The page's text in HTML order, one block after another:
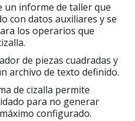
un informe de taller que
con datos auxiliares y se
los operarios que
de piezas cuadradas y
archivo de texto definido.
de cizalla permite
para no generar
configurado.